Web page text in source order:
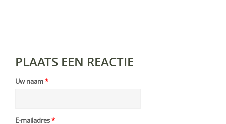
PLAATS EEN REACTIE
Uw naam*
E-mailadres*